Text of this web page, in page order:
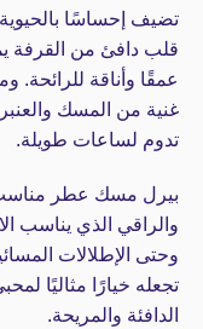
تضيف إحساسًا
قلب دافئ من القرفة
عمقًا وأناقة
غنية من المسك
تدوم لساعات طويلة.
بيرل مسك عطر مناسب
والراقي الذي يناسب
وحتى الإطلالات
تجعله خيارًا مثاليًا
الدافئة والمريحة.